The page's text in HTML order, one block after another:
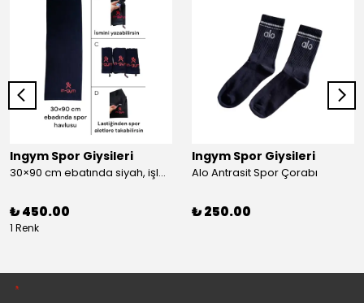
Ingym Spor Giysileri
30×90 cm ebatında siyah, işlemeli spor havlusu
₺ 450.00
1 Renk
Ingym Spor Giysileri
Alo Antrasit Spor Çorabı
₺ 250.00